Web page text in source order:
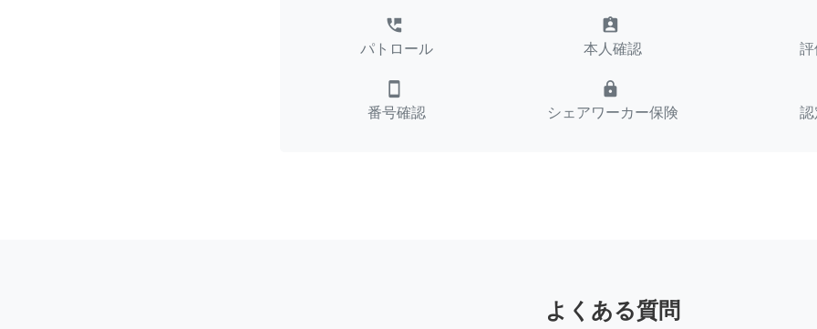
perm_phone_msg
パトロール
assignment_ind
本人確認
smartphone
番号確認
lock
シェアワーカー保険
よくある質問